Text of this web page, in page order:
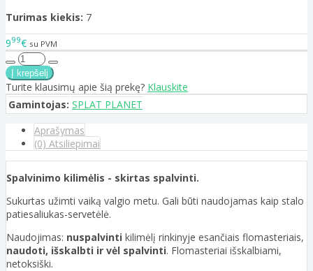
Turimas kiekis: 7
999€ su PVM
Turite klausimų apie šią prekę? Klauskite
Gamintojas: SPLAT PLANET
Aprašymas
(0) Atsiliepimai
Spalvinimo kilimėlis - skirtas spalvinti.
Sukurtas užimti vaiką valgio metu. Gali būti naudojamas kaip stalo
patiesaliukas-servetėlė.
Naudojimas: nuspalvinti kilimėlį rinkinyje esančiais flomasteriais,
naudoti, išskalbti ir vėl spalvinti. Flomasteriai išskalbiami,
netoksiški.